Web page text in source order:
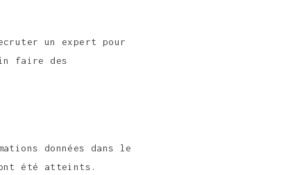
un expert pour
faire des
données dans le
été atteints.